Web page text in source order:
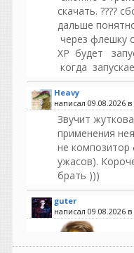
скачать. ????
дальше
через флешку
ХР будет
когда
Heavy
написал 09.08.2026 в
Звучит
применения
не композитор
ужасов).
брать )))
guter
написал 09.08.2026 в